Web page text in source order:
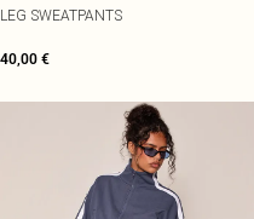
LEG SWEATPANTS
40,00 €